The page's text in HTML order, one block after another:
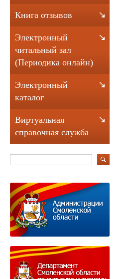
Книга отзывов
Электронный
читальный зал
(Периодика онлайн)
Электронный
каталог
Виртуальная
справочная служба